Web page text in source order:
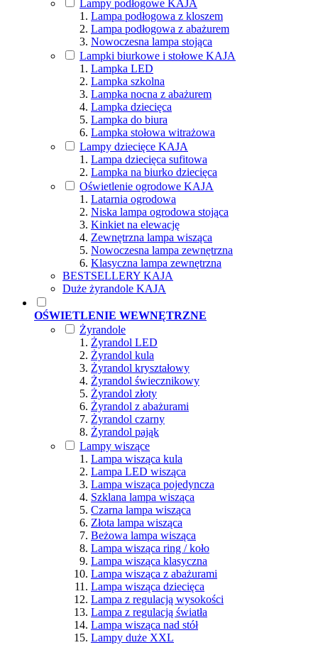
Lampy podłogowe KAJA
Lampa podłogowa z kloszem
Lampa podłogowa z abażurem
Nowoczesna lampa stojąca
Lampki biurkowe i stołowe KAJA
Lampka LED
Lampka szkolna
Lampka nocna z abażurem
Lampka dziecięca
Lampka do biura
Lampka stołowa witrażowa
Lampy dziecięce KAJA
Lampa dziecięca sufitowa
Lampka na biurko dziecięca
Oświetlenie ogrodowe KAJA
Latarnia ogrodowa
Niska lampa ogrodowa stojąca
Kinkiet na elewację
Zewnętrzna lampa wisząca
Nowoczesna lampa zewnętrzna
Klasyczna lampa zewnętrzna
BESTSELLERY KAJA
Duże żyrandole KAJA
OŚWIETLENIE WEWNĘTRZNE
Żyrandole
Żyrandol LED
Żyrandol kula
Żyrandol kryształowy
Żyrandol świecznikowy
Żyrandol złoty
Żyrandol z abażurami
Żyrandol czarny
Żyrandol pająk
Lampy wiszące
Lampa wisząca kula
Lampa LED wisząca
Lampa wisząca pojedyncza
Szklana lampa wisząca
Czarna lampa wisząca
Złota lampa wisząca
Beżowa lampa wisząca
Lampa wisząca ring / koło
Lampa wisząca klasyczna
Lampa wisząca z abażurami
Lampa wisząca dziecięca
Lampa z regulacją wysokości
Lampa z regulacją światła
Lampa wisząca nad stół
Lampy duże XXL